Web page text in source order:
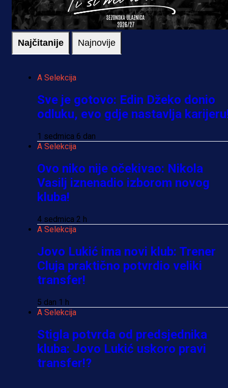
Najčitanije Najnovije
A Selekcija
Sve je gotovo: Edin Džeko donio
odluku, evo gdje nastavlja
1 sedmica 6 dan
A Selekcija
Ovo niko nije očekivao: Nikola
Vasilj iznenadio izborom novog
kluba!
4 sedmica 2 h
A Selekcija
Jovo Lukić ima novi klub: Trener
Cluja praktično potvrdio veliki
transfer!
5 dan 1 h
A Selekcija
Stigla potvrda od predsjednika
kluba: Jovo Lukić uskoro pravi
transfer!?